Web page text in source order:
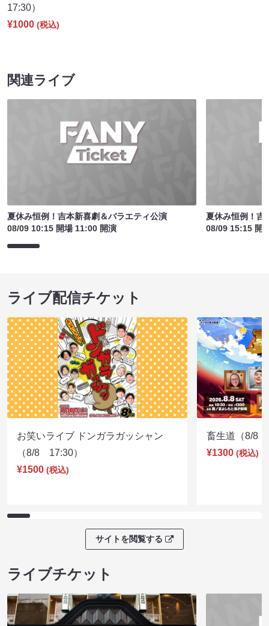
17:30）
¥1000 (税込)
関連ライブ
夏休み恒例！吉本新喜劇＆バラエティ公演
08/09 10:15 開場 11:00 開演
夏休み恒例！吉
08/09 15:15 開
ライブ配信チケット
お笑いライブ ドンガラガッシャン
（8/8 17:30）
¥1500 (税込)
畜生道（8/8
¥1300 (税込)
サイトを閲覧する
ライブチケット